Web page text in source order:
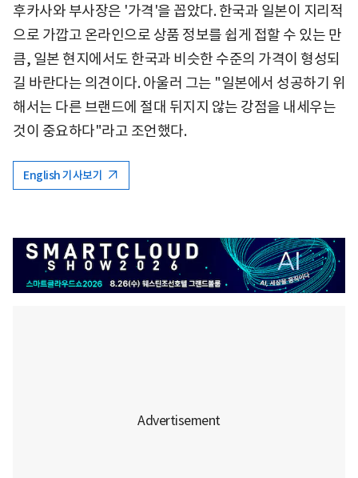
후카사와 부사장은 '가격'을 꼽았다. 한국과 일본이 지리적
으로 가깝고 온라인으로 상품 정보를 쉽게 접할 수 있는 만
큼, 일본 현지에서도 한국과 비슷한 수준의 가격이 형성되
길 바란다는 의견이다. 아울러 그는 "일본에서 성공하기 위
해서는 다른 브랜드에 절대 뒤지지 않는 강점을 내세우는
것이 중요하다"라고 조언했다.
English 기사보기